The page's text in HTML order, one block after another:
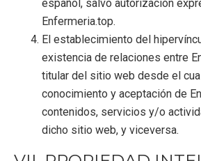
español, salvo autorización
Enfermeria.top.
El establecimiento del
existencia de relaciones entre
titular del sitio web desde el
conocimiento y aceptación de
contenidos, servicios y/o
dicho sitio web, y viceversa.